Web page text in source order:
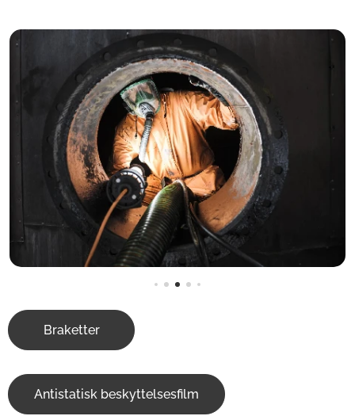
Braketter
Antistatisk beskyttelsesfilm